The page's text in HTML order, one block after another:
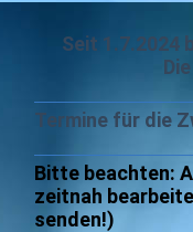
Seit 1.7.2024
Termine für die
Bitte beachten:
zeitnah
senden!)